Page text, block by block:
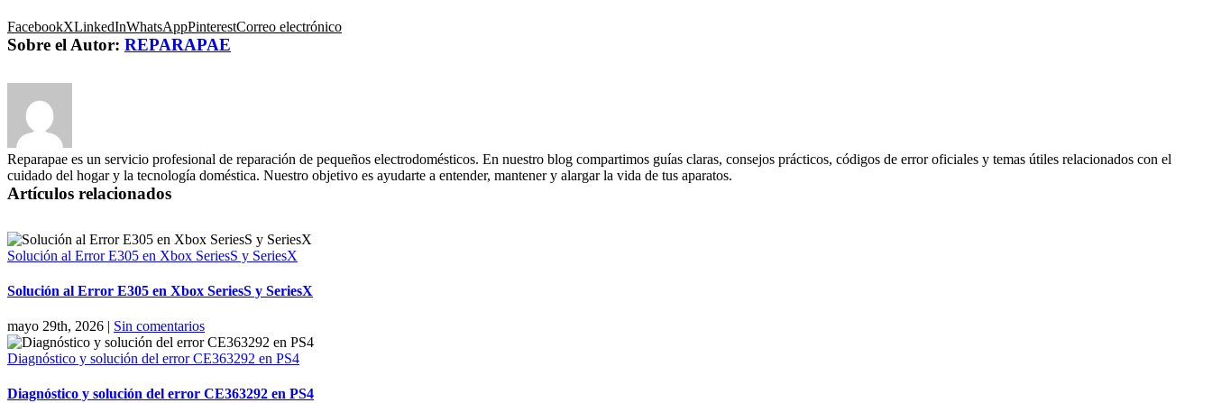
FacebookXLinkedInWhatsAppPinterestCorreo electrónico
Sobre el Autor: REPARAPAE
Reparapae es un servicio profesional de reparación de pequeños electrodomésticos. En nuestro blog compartimos guías claras, consejos prácticos, códigos de error oficiales y temas útiles relacionados con el
cuidado del hogar y la tecnología doméstica. Nuestro objetivo es ayudarte a entender, mantener y alargar la vida de tus aparatos.
Artículos relacionados
Solución al Error E305 en Xbox SeriesS y SeriesX
Solución al Error E305 en Xbox SeriesS y SeriesX
mayo 29th, 2026 | Sin comentarios
Diagnóstico y solución del error CE363292 en PS4
Diagnóstico y solución del error CE363292 en PS4